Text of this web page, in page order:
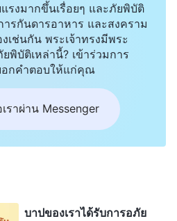
จ้า หรืองานของพระวิญญาณ
เคยเป็นพยานต่อพวกเขา
ริง เหล่าผู้นำศาสนาในคริสต
เรียนจบจากโรงเรียนสอน
สนศาสตร์ และมีปริญญาด้าน
ศนียบัตรในมือ พวกเขาจึงถูก
ในคริสตจักร บางคนมี
และเรียนรู้งานของตนได้ดี
งตั้งให้ได้ขึ้นตำแหน่ง
อบทั้งหมดได้รับตำแหน่งด้วย
รงมากขึ้นเรื่อยๆ และภัยพิบัติ
รกันดารอาหาร และสงคราม
เช่นกัน พระเจ้าทรงมีพระ
พิบัติเหล่านี้? เข้าร่วมการ
อกคำตอบให้แก่คุณ
ราผ่าน Messenger
บาปของเราได้รับการอภัย